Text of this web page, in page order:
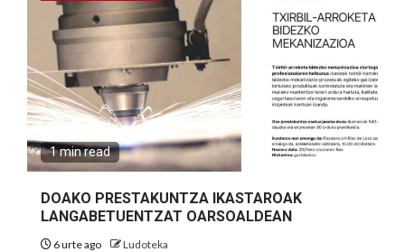
1 min read
DOAKO PRESTAKUNTZA IKASTAROAK
LANGABETUENTZAT OARSOALDEAN
6 urte ago Ludoteka